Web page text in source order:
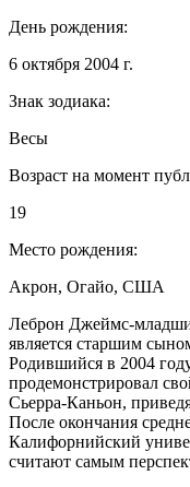
День рождения:
6 октября 2004 г.
Знак зодиака:
Весы
Возраст на момент
19
Место рождения:
Акрон, Огайо, США
Леброн Джеймс-
является старшим
Родившийся в 2004
продемонстрировал
Сьерра-Каньон,
После окончания
Калифорнийский
считают самым